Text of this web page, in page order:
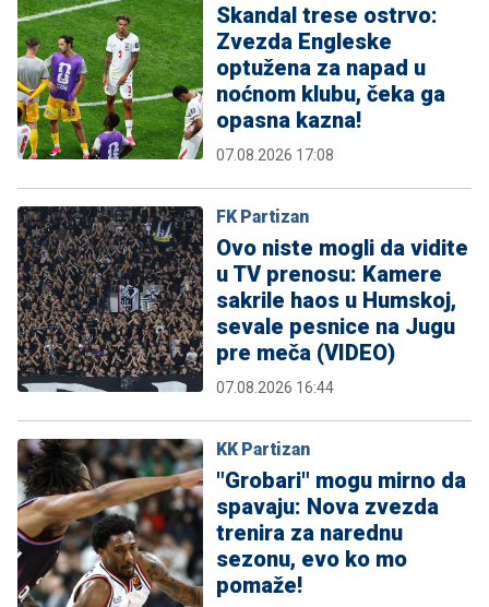
Skandal trese ostrvo:
Zvezda Engleske
optužena za napad u
noćnom klubu, čeka ga
opasna kazna!
07.08.2026 17:08
FK Partizan
Ovo niste mogli da vidite
u TV prenosu: Kamere
sakrile haos u Humskoj,
sevale pesnice na Jugu
pre meča (VIDEO)
07.08.2026 16:44
KK Partizan
"Grobari" mogu mirno da
spavaju: Nova zvezda
trenira za narednu
sezonu, evo ko mo
pomaže!